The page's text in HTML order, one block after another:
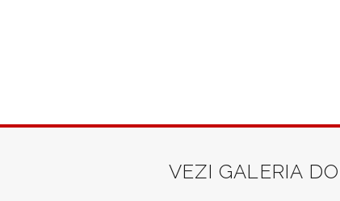
VEZI GALERIA